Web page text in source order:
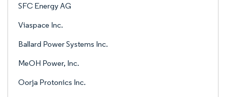
SFC Energy AG
Viaspace Inc.
Ballard Power Systems Inc.
MeOH Power, Inc.
Oorja Protonics Inc.